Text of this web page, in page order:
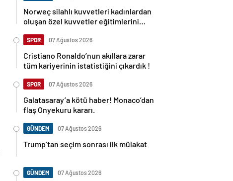
Norweç silahlı kuvvetleri kadınlardan
oluşan özel kuvvetler eğitimlerini
SPOR 07 Ağustos 2026
Cristiano Ronaldo’nun akıllara zarar
tüm kariyerinin istatistiğini çıkardık !
SPOR 07 Ağustos 2026
Galatasaray’a kötü haber! Monaco’dan
flaş Onyekuru kararı.
GÜNDEM 07 Ağustos 2026
Trump’tan seçim sonrası ilk mülakat
GÜNDEM 07 Ağustos 2026